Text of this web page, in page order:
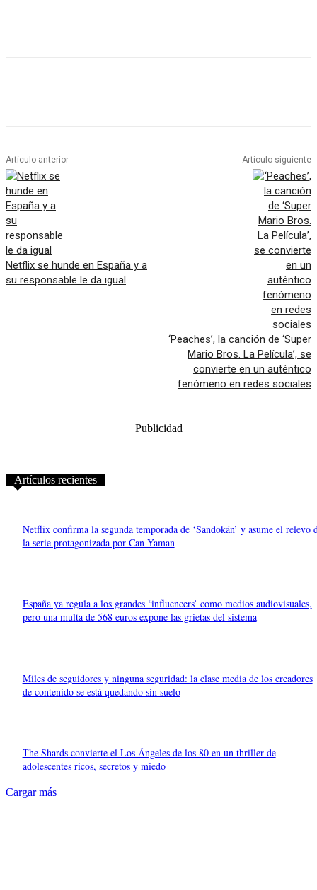
Artículo anterior
Netflix se hunde en España y a
su responsable le da igual
Artículo siguiente
‘Peaches’, la canción de ‘Super
Mario Bros. La Película’, se
convierte en un auténtico
fenómeno en redes sociales
Publicidad
Artículos recientes
Netflix confirma la segunda temporada de ‘Sandokán’ y asume el relevo
la serie protagonizada por Can Yaman
España ya regula a los grandes ‘influencers’ como medios audiovisuales,
pero una multa de 568 euros expone las grietas del sistema
Miles de seguidores y ninguna seguridad: la clase media de los creadores
de contenido se está quedando sin suelo
The Shards convierte el Los Ángeles de los 80 en un thriller de
adolescentes ricos, secretos y miedo
Cargar más